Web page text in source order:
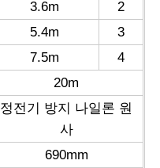
3.6m
2
5.4m
3
7.5m
4
20m
정전기 방지 나일론 원
사
690mm